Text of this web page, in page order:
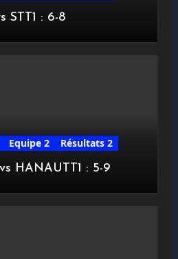
STT1 : 6-8
Equipe 2
Résultats 2
HANAUTT1 : 5-9